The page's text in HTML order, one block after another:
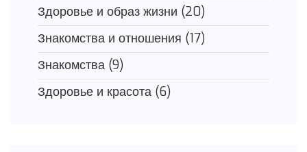
Здоровье и образ жизни (20)
Знакомства и отношения (17)
Знакомства (9)
Здоровье и красота (6)